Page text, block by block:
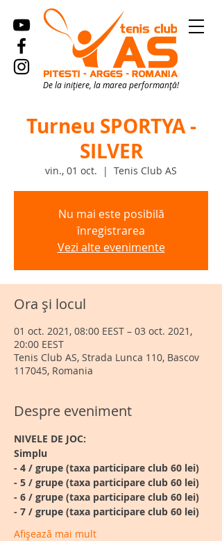
De la inițiere, la marea performanță!
Turneu SPORTYA -
SILVER
vin., 01 oct.
  |
Tenis Club AS
Nu mai este posibilă
înregistrarea
Vezi alte evenimente
Ora și locul
01 oct. 2021, 08:00 EEST – 03 oct. 2021,
20:00 EEST
Tenis Club AS, Strada Lunca 110, Bascov
117045, Romania
Despre eveniment
NIVELE DE JOC:
Simplu
- 4 / grupe (taxa participare club 60 lei)
- 5 / grupe (taxa participare club 60 lei)
- 6 / grupe (taxa participare club 60 lei)
- 7 / grupe (taxa participare club 60 lei)
Afișează mai mult